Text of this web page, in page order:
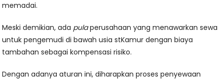
memadai.
Meski demikian, ada pulaperusahaan yang menawarkan sewa
untuk pengemudi di bawah usia stKamur dengan biaya
tambahan sebagai kompensasi risiko.
Dengan adanya aturan ini, diharapkan proses penyewaan